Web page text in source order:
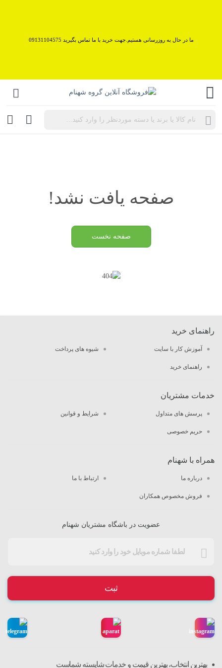
ما در حال به روزرسانی هستیم.جهت خرید با ما تماس بگیرید 09131104575
صفحه یافت نشد!
صفحه نخست
راهنمای خرید
آموزش کار با سایت شیوه های پرداخت
راهنمای خرید
خدمات مشتریان
پرسش های متداول شرایط و قوانین
حریم خصوصی
همراه با شهنام
درباره ما ارتباط با ما
فروش مخصوص همکاران
عضویت در باشگاه مشتریان شهنام
ثبت
بهترین انتخاب، بهترین قیمت و خدمات شایسته شماست